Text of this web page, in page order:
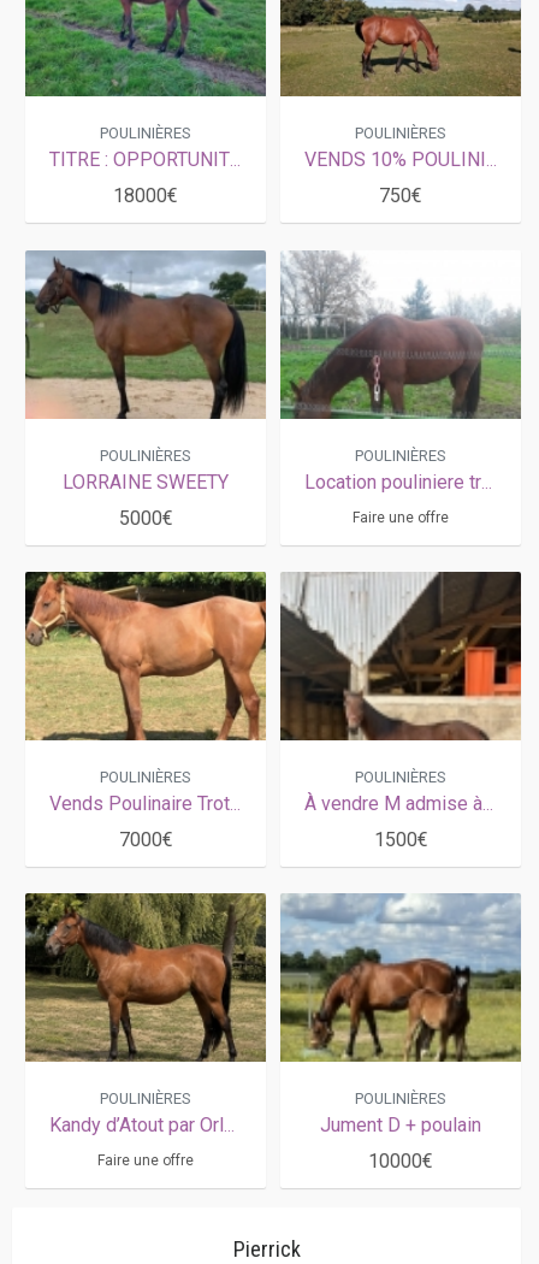
POULINIÈRES
TITRE : OPPORTUNITÉ RARE : Poulinière pleine de VERY NICE MARCEAUX (Gr.1) et Nièce d'UHLAN DU VAL (1 M€)
18000€
POULINIÈRES
VENDS 10% POULINIERE PLEINE DE GO ON BOY
750€
POULINIÈRES
LORRAINE SWEETY
5000€
POULINIÈRES
Location pouliniere trotteur
Faire une offre
POULINIÈRES
Vends Poulinaire Trotteur à terme le 15 03 2026
7000€
POULINIÈRES
À vendre M admise à l’élevage
1500€
POULINIÈRES
Kandy d’Atout par Orlando Vici mère Love You poulinée d’Express Jet et pleine de Saxo de Vandel
Faire une offre
POULINIÈRES
Jument D + poulain
10000€
Pierrick